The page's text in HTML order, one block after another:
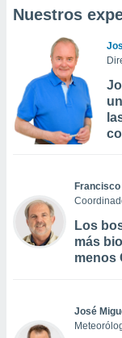
Nuestros
Los
más
menos
José